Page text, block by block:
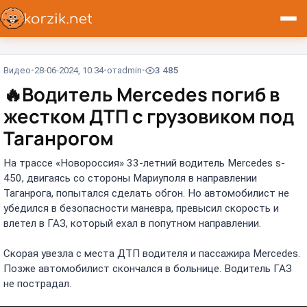
Видео 28-06-2024, 10:34 отadmin 3 485
🔥Водитель Mercedes погиб в
жестком ДТП с грузовиком под
Таганрогом
На трассе «Новороссия» 33-летний водитель Mercedes s-
450, двигаясь со стороны Мариуполя в направлении
Таганрога, попытался сделать обгон. Но автомобилист не
убедился в безопасности маневра, превысил скорость и
влетел в ГАЗ, который ехал в попутном направлении.
Скорая увезла с места ДТП водителя и пассажира Mercedes.
Позже автомобилист скончался в больнице. Водитель ГАЗ
не пострадал.